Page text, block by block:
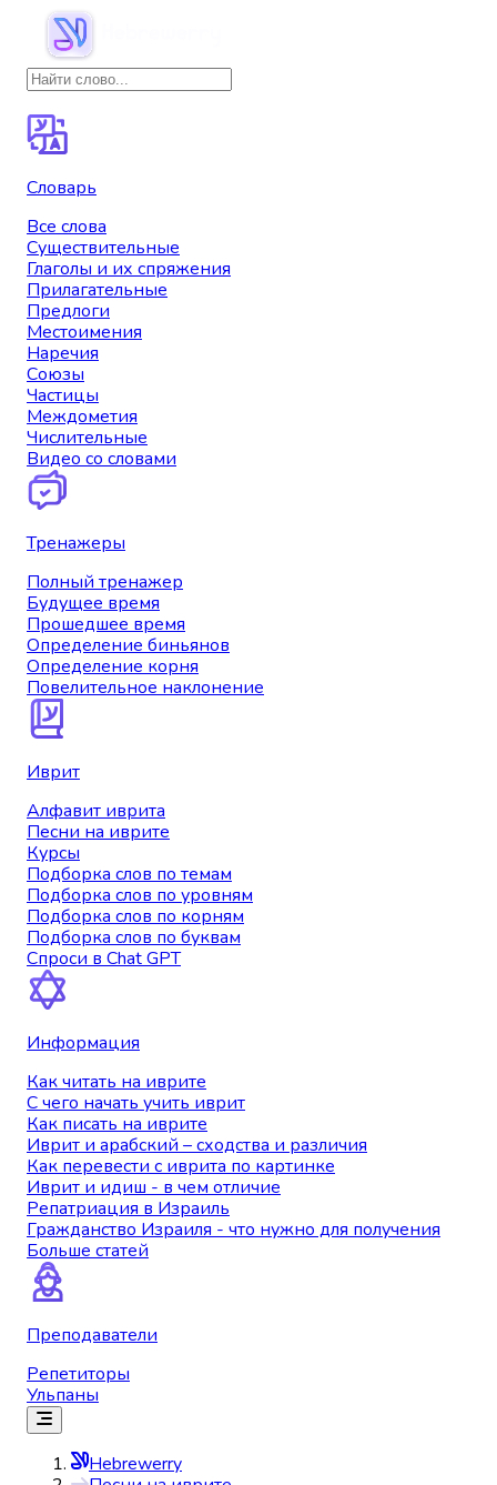
Словарь
Все слова
Существительные
Глаголы и их спряжения
Прилагательные
Предлоги
Местоимения
Наречия
Союзы
Частицы
Междометия
Числительные
Видео со словами
Тренажеры
Полный тренажер
Будущее время
Прошедшее время
Определение биньянов
Определение корня
Повелительное наклонение
Иврит
Алфавит иврита
Песни на иврите
Курсы
Подборка слов по темам
Подборка слов по уровням
Подборка слов по корням
Подборка слов по буквам
Спроси в Chat GPT
Информация
Как читать на иврите
С чего начать учить иврит
Как писать на иврите
Иврит и арабский – сходства и различия
Как перевести с иврита по картинке
Иврит и идиш - в чем отличие
Репатриация в Израиль
Гражданство Израиля - что нужно для получения
Больше статей
Преподаватели
Репетиторы
Ульпаны
Hebrewerry